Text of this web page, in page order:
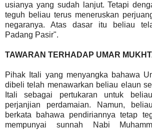
usianya yang sudah lanjut. Tetapi
teguh beliau terus meneruskan
negaranya. Atas dasar itu beliau
Padang Pasir".
TAWARAN TERHADAP UMAR
Pihak Itali yang menyangka bahawa
dibeli telah menawarkan beliau elaun
Itali sebagai pertukaran untuk
perjanjian perdamaian. Namun,
berkata bahawa pendiriannya tetap
mempunyai sunnah Nabi